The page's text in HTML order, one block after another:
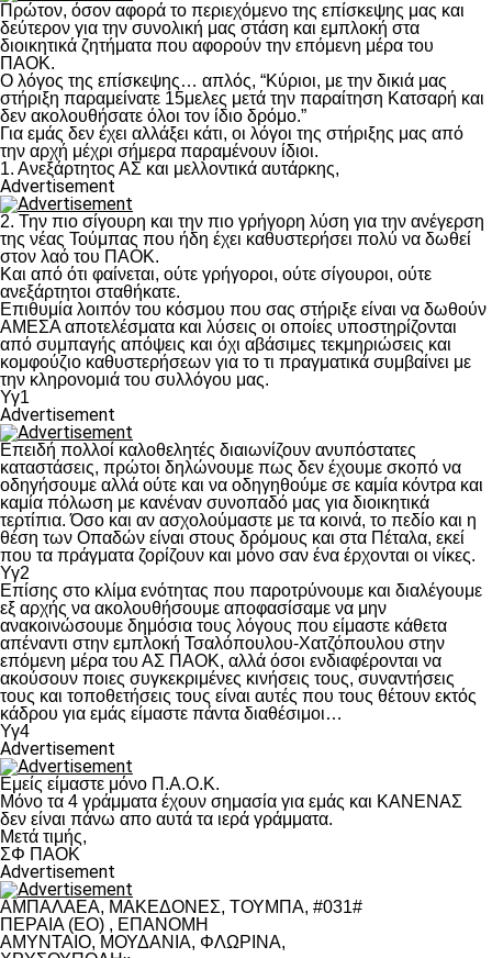
Πρώτον, όσον αφορά το περιεχόμενο της επίσκεψης μας και
δεύτερον για την συνολική μας στάση και εμπλοκή στα
διοικητικά ζητήματα που αφορούν την επόμενη μέρα του
ΠΑΟΚ.
Ο λόγος της επίσκεψης… απλός, “Κύριοι, με την δικιά μας
στήριξη παραμείνατε 15μελες μετά την παραίτηση Κατσαρή και
δεν ακολουθήσατε όλοι τον ίδιο δρόμο.”
Για εμάς δεν έχει αλλάξει κάτι, οι λόγοι της στήριξης μας από
την αρχή μέχρι σήμερα παραμένουν ίδιοι.
1. Ανεξάρτητος ΑΣ και μελλοντικά αυτάρκης,
Advertisement
2. Την πιο σίγουρη και την πιο γρήγορη λύση για την ανέγερση
της νέας Τούμπας που ήδη έχει καθυστερήσει πολύ να δωθεί
στον λαό του ΠΑΟΚ.
Και από ότι φαίνεται, ούτε γρήγοροι, ούτε σίγουροι, ούτε
ανεξάρτητοι σταθήκατε.
Επιθυμία λοιπόν του κόσμου που σας στήριξε είναι να δωθούν
ΑΜΕΣΑ αποτελέσματα και λύσεις οι οποίες υποστηρίζονται
από συμπαγής απόψεις και όχι αβάσιμες τεκμηριώσεις και
κομφούζιο καθυστερήσεων για το τι πραγματικά συμβαίνει με
την κληρονομιά του συλλόγου μας.
Υγ1
Advertisement
Επειδή πολλοί καλοθελητές διαιωνίζουν ανυπόστατες
καταστάσεις, πρώτοι δηλώνουμε πως δεν έχουμε σκοπό να
οδηγήσουμε αλλά ούτε και να οδηγηθούμε σε καμία κόντρα και
καμία πόλωση με κανέναν συνοπαδό μας για διοικητικά
τερτίπια. Όσο και αν ασχολούμαστε με τα κοινά, το πεδίο και η
θέση των Οπαδών είναι στους δρόμους και στα Πέταλα, εκεί
που τα πράγματα ζορίζουν και μόνο σαν ένα έρχονται οι νίκες.
Υγ2
Επίσης στο κλίμα ενότητας που παροτρύνουμε και διαλέγουμε
εξ αρχής να ακολουθήσουμε αποφασίσαμε να μην
ανακοινώσουμε δημόσια τους λόγους που είμαστε κάθετα
απέναντι στην εμπλοκή Τσαλόπουλου-Χατζόπουλου στην
επόμενη μέρα του ΑΣ ΠΑΟΚ, αλλά όσοι ενδιαφέρονται να
ακούσουν ποιες συγκεκριμένες κινήσεις τους, συναντήσεις
τους και τοποθετήσεις τους είναι αυτές που τους θέτουν εκτός
κάδρου για εμάς είμαστε πάντα διαθέσιμοι…
Υγ4
Advertisement
Εμείς είμαστε μόνο Π.Α.Ο.Κ.
Μόνο τα 4 γράμματα έχουν σημασία για εμάς και ΚΑΝΕΝΑΣ
δεν είναι πάνω απο αυτά τα ιερά γράμματα.
Μετά τιμής,
ΣΦ ΠΑΟΚ
Advertisement
ΑΜΠΑΛΑΕΑ, ΜΑΚΕΔΟΝΕΣ, ΤΟΥΜΠΑ, #031#
ΠΕΡΑΙΑ (ΕΟ) , ΕΠΑΝΟΜΗ
ΑΜΥΝΤΑΙΟ, ΜΟΥΔΑΝΙΑ, ΦΛΩΡΙΝΑ,